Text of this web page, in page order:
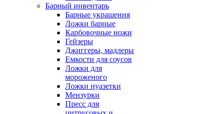
Барный инвентарь
Барные украшения
Ложки барные
Карбовочные ножи
Гейзеры
Джиггеры, мадлеры
Емкости для соусов
Ложки для
мороженого
Ложки нуазетки
Мензурки
Пресс для